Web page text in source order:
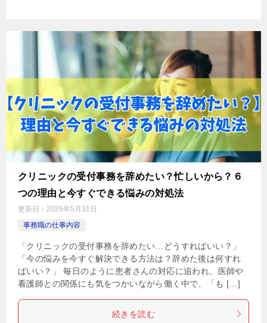
クリニックの受付事務を辞めたい？忙しいから？６
つの理由と今すぐできる悩みの対処法
更新日： 2026年5月31日
事務職の仕事内容
「クリニックの受付事務を辞めたい…どうすればいい？」
「今の悩みを今すぐ解決できる方法は？辞めた後は何すれ
ばいい？」 毎日のように患者さんの対応に追われ、医師や
看護師との関係にも気をつかいながら働く中で、「も […]
続きを読む